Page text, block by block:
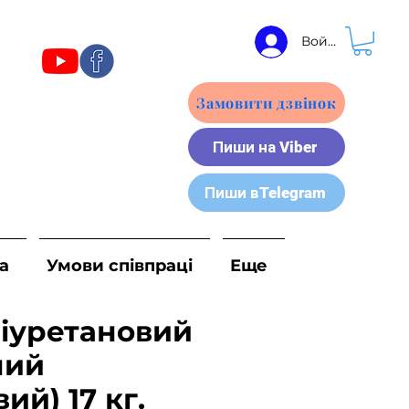
Пиши вTelegram
Пиши на Viber
Замовити дзвінок
Умови співпраці Еще
Войти
17 кг.